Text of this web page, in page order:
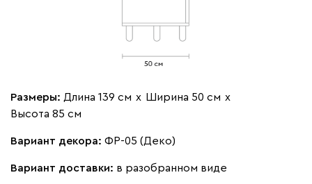
Размеры: Длина 139 см х Ширина 50 см х
Высота 85 см
Вариант декора: ФР-05 (Деко)
Вариант доставки: в разобранном виде